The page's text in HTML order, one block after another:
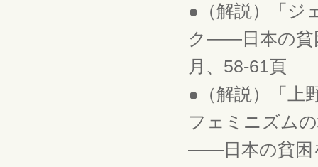
●（解説）「ジ
ク――日本の貧
月、58-61頁
●（解説）「上
フェミニズム
――日本の貧困